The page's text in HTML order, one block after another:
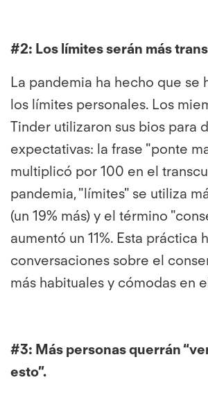
#2: Los límites serán más
La pandemia ha hecho que se
los límites personales. Los
Tinder utilizaron sus bios para
expectativas: la frase "ponte
multiplicó por 100 en el
pandemia, "límites" se utiliza
(un 19% más) y el término
aumentó un 11%. Esta práctica
conversaciones sobre el
más habituales y cómodas en
#3: Más personas querrán
esto”.